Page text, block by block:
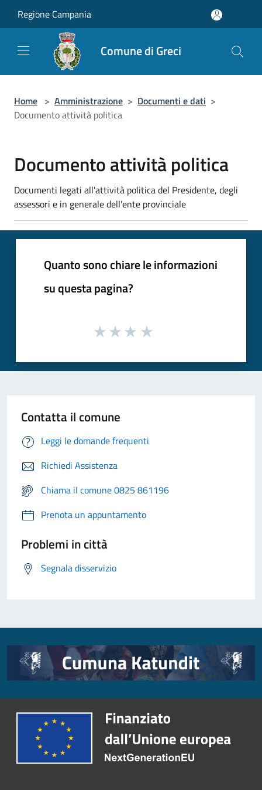
Regione Campania
Comune di Greci
Home > Amministrazione > Documenti e dati >
Documento attività politica
Documento attività politica
Documenti legati all'attività politica del Presidente, degli
assessori e in generale dell'ente provinciale
Quanto sono chiare le informazioni
su questa pagina?
Contatta il comune
Leggi le domande frequenti
Richiedi Assistenza
Chiama il comune 0825 861196
Prenota un appuntamento
Problemi in città
Segnala disservizio